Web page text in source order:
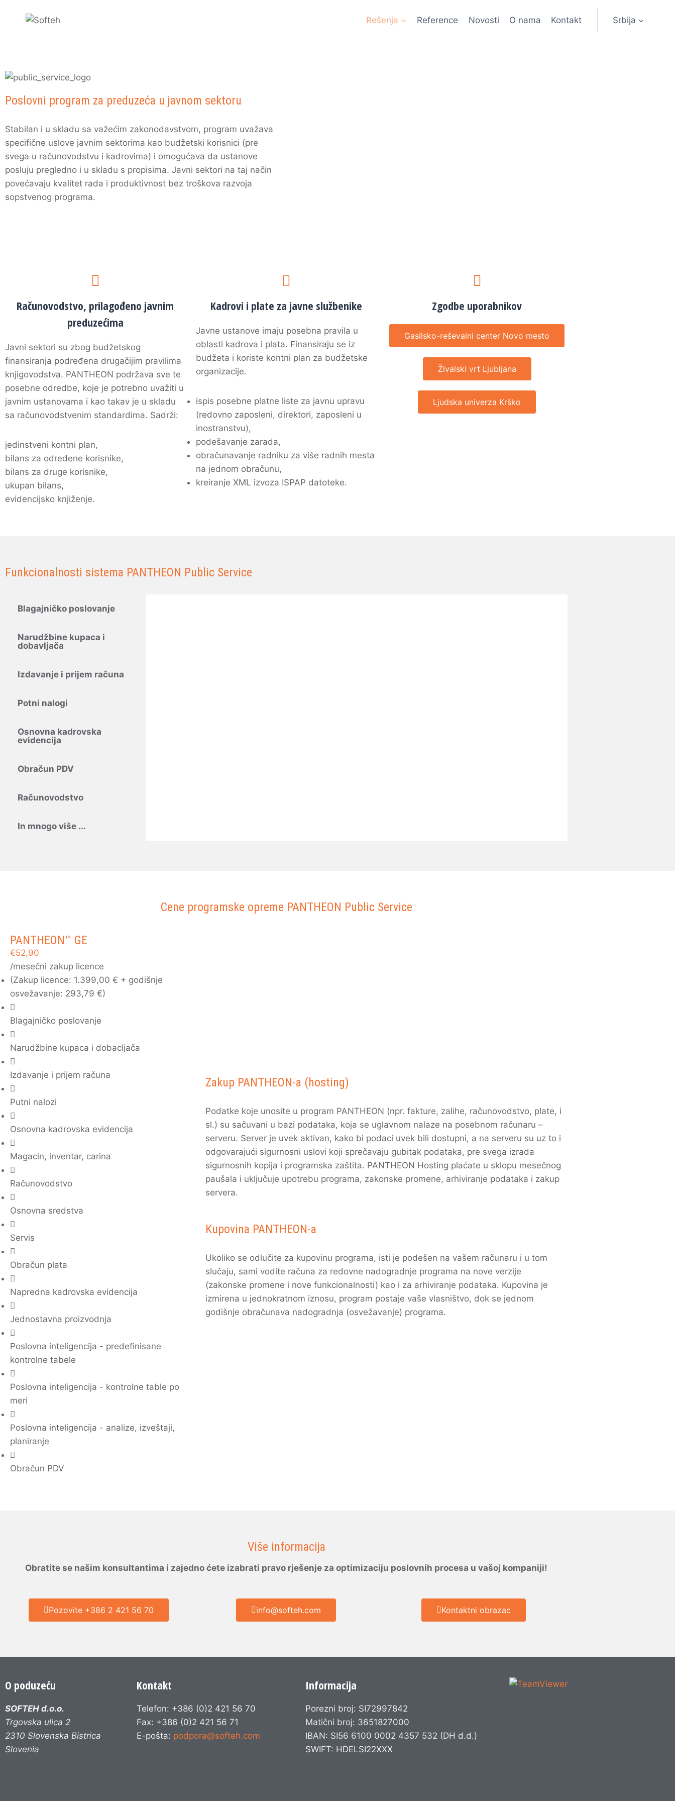
Rešenja Reference Novosti O nama Kontakt Srbija
Poslovni program za preduzeća u javnom sektoru
Stabilan i u skladu sa važećim zakonodavstvom, program uvažava
specifične uslove javnim sektorima kao budžetski korisnici (pre
svega u računovodstvu i kadrovima) i omogućava da ustanove
posluju pregledno i u skladu s propisima. Javni sektori na taj način
povećavaju kvalitet rada i produktivnost bez troškova razvoja
sopstvenog programa.
Računovodstvo, prilagođeno javnim
preduzećima
Javni sektori su zbog budžetskog
finansiranja podređena drugačijim pravilima
knjigovodstva. PANTHEON podržava sve te
posebne odredbe, koje je potrebno uvažiti u
javnim ustanovama i kao takav je u skladu
sa računovodstvenim standardima. Sadrži:
jedinstveni kontni plan,
bilans za određene korisnike,
bilans za druge korisnike,
ukupan bilans,
evidencijsko knjiženje.
Kadrovi i plate za javne službenike
Javne ustanove imaju posebna pravila u
oblasti kadrova i plata. Finansiraju se iz
budžeta i koriste kontni plan za budžetske
organizacije.
ispis posebne platne liste za javnu upravu
(redovno zaposleni, direktori, zaposleni u
inostranstvu),
podešavanje zarada,
obračunavanje radniku za više radnih mesta
na jednom obračunu,
kreiranje XML izvoza ISPAP datoteke.
Zgodbe uporabnikov
Gasilsko-reševalni center Novo mesto
Živalski vrt Ljubljana
Ljudska univerza Krško
Funkcionalnosti sistema PANTHEON Public Service
Blagajničko poslovanje
Narudžbine kupaca i
dobavljača
Izdavanje i prijem računa
Potni nalogi
Osnovna kadrovska
evidencija
Obračun PDV
Računovodstvo
In mnogo više ...
Cene programske opreme PANTHEON Public Service
PANTHEON™ GE
€52,90
/mesečni zakup licence
(Zakup licence: 1.399,00 € + godišnje
osvežavanje: 293,79 €)
Blagajničko poslovanje
Narudžbine kupaca i dobacljača
Izdavanje i prijem računa
Putni nalozi
Osnovna kadrovska evidencija
Magacin, inventar, carina
Računovodstvo
Osnovna sredstva
Servis
Obračun plata
Napredna kadrovska evidencija
Jednostavna proizvodnja
Poslovna inteligencija - predefinisane
kontrolne tabele
Poslovna inteligencija - kontrolne table po
meri
Poslovna inteligencija - analize, izveštaji,
planiranje
Obračun PDV
Zakup PANTHEON-a (hosting)
Podatke koje unosite u program PANTHEON (npr. fakture, zalihe, računovodstvo, plate, i
sl.) su sačuvani u bazi podataka, koja se uglavnom nalaze na posebnom računaru –
serveru. Server je uvek aktivan, kako bi podaci uvek bili dostupni, a na serveru su uz to i
odgovarajući sigurnosni uslovi koji sprečavaju gubitak podataka, pre svega izrada
sigurnosnih kopija i programska zaštita. PANTHEON Hosting plaćate u sklopu mesečnog
paušala i uključuje upotrebu programa, zakonske promene, arhiviranje podataka i zakup
servera.
Kupovina PANTHEON-a
Ukoliko se odlučite za kupovinu programa, isti je podešen na vašem računaru i u tom
slučaju, sami vodite računa za redovne nadogradnje programa na nove verzije
(zakonske promene i nove funkcionalnosti) kao i za arhiviranje podataka. Kupovina je
izmirena u jednokratnom iznosu, program postaje vaše vlasništvo, dok se jednom
godišnje obračunava nadogradnja (osvežavanje) programa.
Više informacija
Obratite se našim konsultantima i zajedno ćete izabrati pravo rješenje za optimizaciju poslovnih procesa u vašoj kompaniji!
Pozovite +386 2 421 56 70 info@softeh.com Kontaktni obrazac
O poduzeću
SOFTEH d.o.o.
Trgovska ulica 2
2310 Slovenska Bistrica
Slovenia
Kontakt
Telefon: +386 (0)2 421 56 70
Fax: +386 (0)2 421 56 71
E-pošta: podpora@softeh.com
Informacija
Porezni broj: SI72997842
Matični broj: 3651827000
IBAN: SI56 6100 0002 4357 532 (DH d.d.)
SWIFT: HDELSI22XXX